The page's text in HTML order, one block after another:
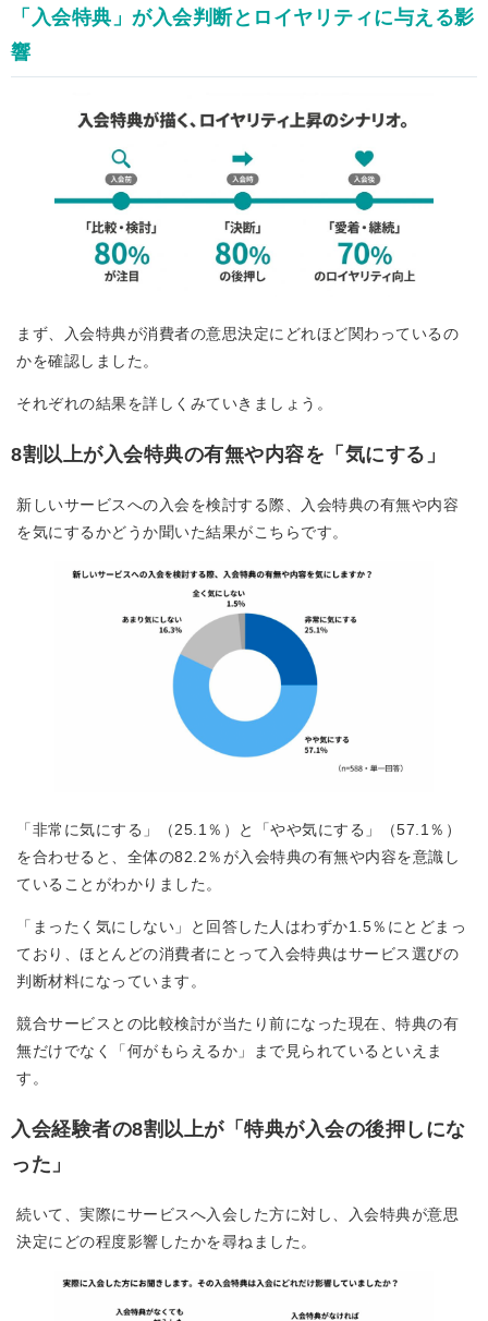
「入会特典」が入会判断とロイヤリティに与える影
響
まず、入会特典が消費者の意思決定にどれほど関わっているの
かを確認しました。
それぞれの結果を詳しくみていきましょう。
8割以上が入会特典の有無や内容を「気にする」
新しいサービスへの入会を検討する際、入会特典の有無や内容
を気にするかどうか聞いた結果がこちらです。
「非常に気にする」（25.1％）と「やや気にする」（57.1％）
を合わせると、全体の82.2％が入会特典の有無や内容を意識し
ていることがわかりました。
「まったく気にしない」と回答した人はわずか1.5％にとどまっ
ており、ほとんどの消費者にとって入会特典はサービス選びの
判断材料になっています。
競合サービスとの比較検討が当たり前になった現在、特典の有
無だけでなく「何がもらえるか」まで見られているといえま
す。
入会経験者の8割以上が「特典が入会の後押しにな
った」
続いて、実際にサービスへ入会した方に対し、入会特典が意思
決定にどの程度影響したかを尋ねました。